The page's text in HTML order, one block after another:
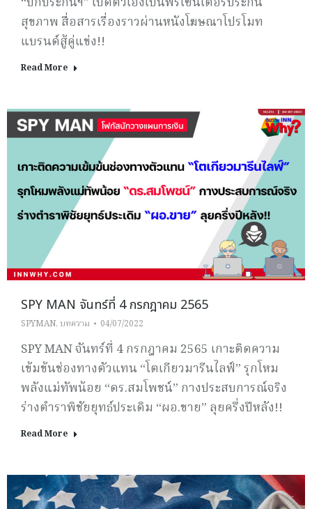
สุขภาพ สื่อสารเรื่องราวผ่านหนังโฆษณาโปรโมท
แบรนด์สู้คู่แข่ง!!
Read More
SPY MAN จันทร์ที่ 4 กรกฎาคม 2565
SPYMAN, บทความ 04/07/2022
SPY MAN จันทร์ที่ 4 กรกฎาคม 2565 เกาะติดความ
เข้มข้นช่องทางตัวแทน “โตเกียวมารีนไลฟ์” รุกโหม
พลังแม่ทัพน้อย “ดร.สมโพชน์” กางประสบการณ์จริง
ร่างตำราพิชัยยุทธ์ประเดิม “ผอ.ขาย” ลุยครึ่งปีหลัง!!
Read More